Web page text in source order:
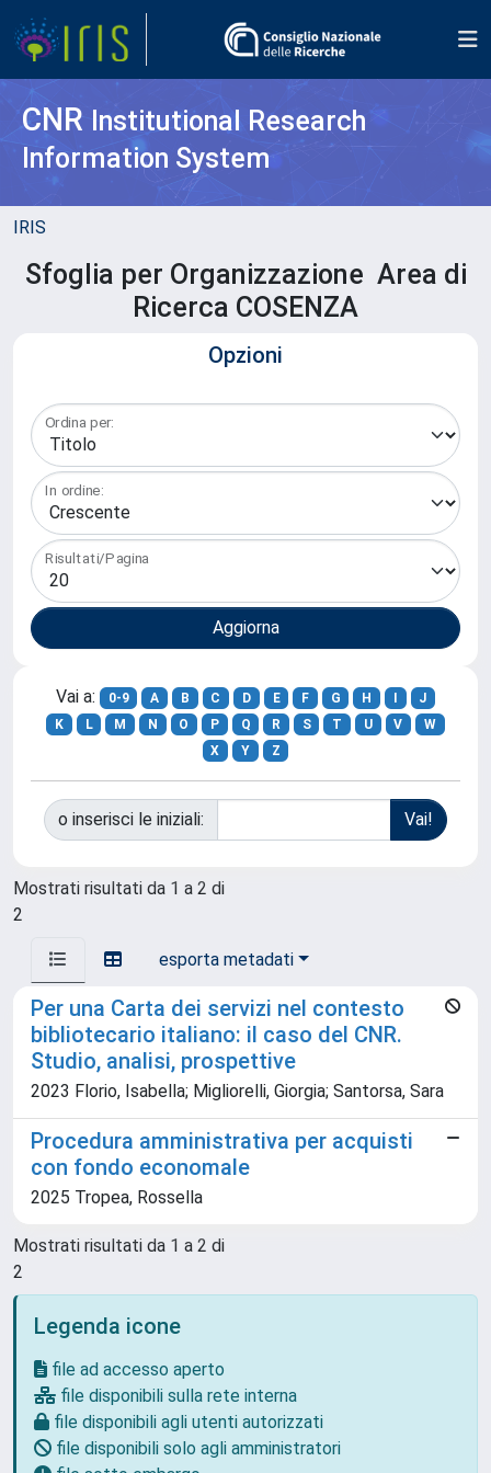
CNR Institutional Research
Information System
IRIS
Sfoglia per Organizzazione Area di
Ricerca COSENZA
Opzioni
Ordina per:
In ordine:
Risultati/Pagina
Vai a: 0-9 A B C D E F G H
J
K
L M N O P Q R S T U V
W
X
Y Z
o inserisci le iniziali:
Mostrati risultati da 1 a 2 di
2
esporta metadati
Per una Carta dei servizi nel contesto
bibliotecario italiano: il caso del CNR.
Studio, analisi, prospettive
2023 Florio, Isabella; Migliorelli, Giorgia; Santorsa, Sara
Procedura amministrativa per acquisti
con fondo economale
2025 Tropea, Rossella
Mostrati risultati da 1 a 2 di
2
Legenda icone
file ad accesso aperto
file disponibili sulla rete interna
file disponibili agli utenti autorizzati
file disponibili solo agli amministratori